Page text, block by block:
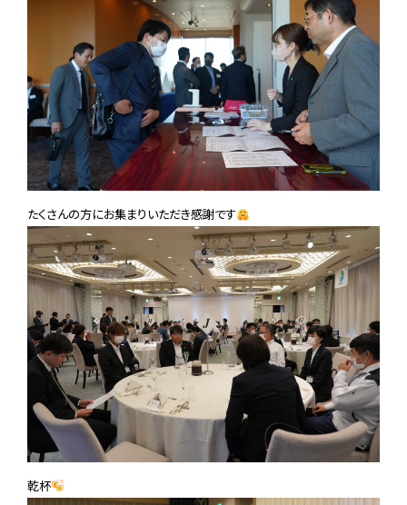
たくさんの方にお集まりいただき感謝です
乾杯